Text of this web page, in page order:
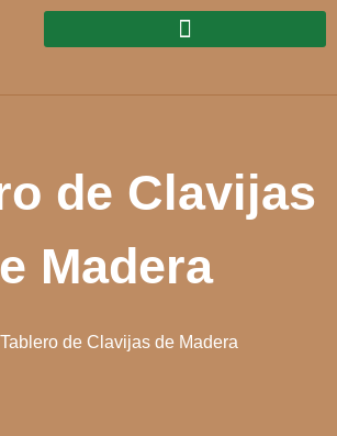
de Clavijas
Madera
de Clavijas de Madera